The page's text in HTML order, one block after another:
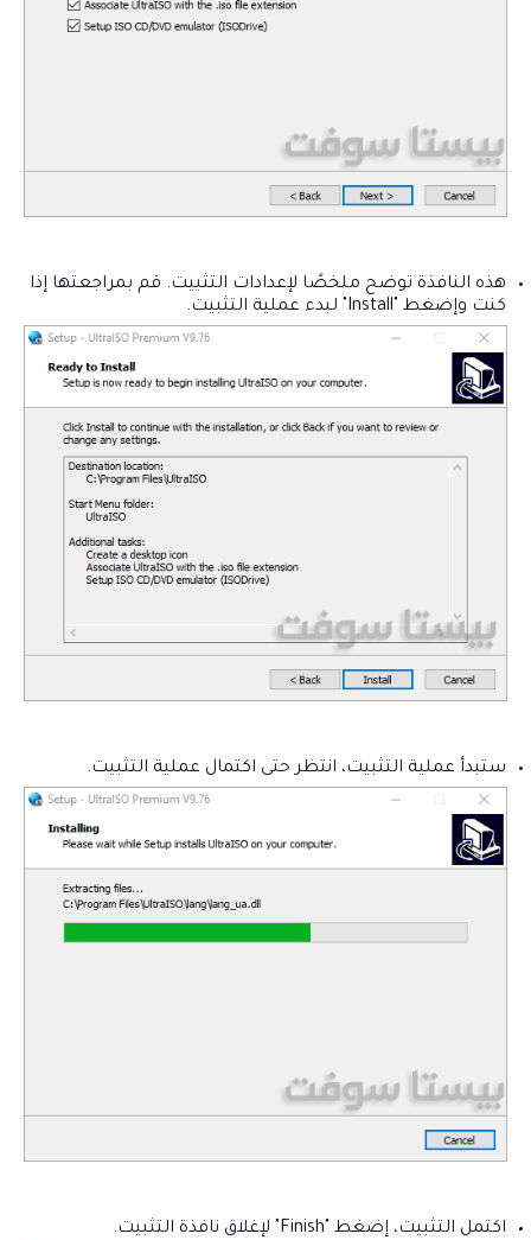
هذه النافذة توضح ملخصًا لإعدادات التثبيت. قم بمراجعتها إذا
كنت وإضغط "Install" لبدء عملية التثبيت.
ستبدأ عملية التثبيت، انتظر حتى اكتمال عملية التثبيت.
اكتمل التثبيت، إضغط "Finish" لإغلاق نافذة التثبيت.